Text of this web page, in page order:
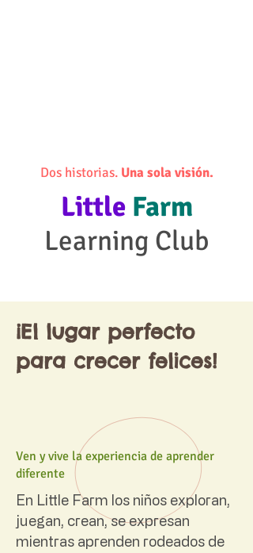
Dos historias. Una sola visión.
Little Farm
Learning Club
¡El lugar perfecto
para crecer felices!
Ven y vive la experiencia de aprender
diferente
En Little Farm los niños exploran,
juegan, crean, se expresan
mientras aprenden rodeados de